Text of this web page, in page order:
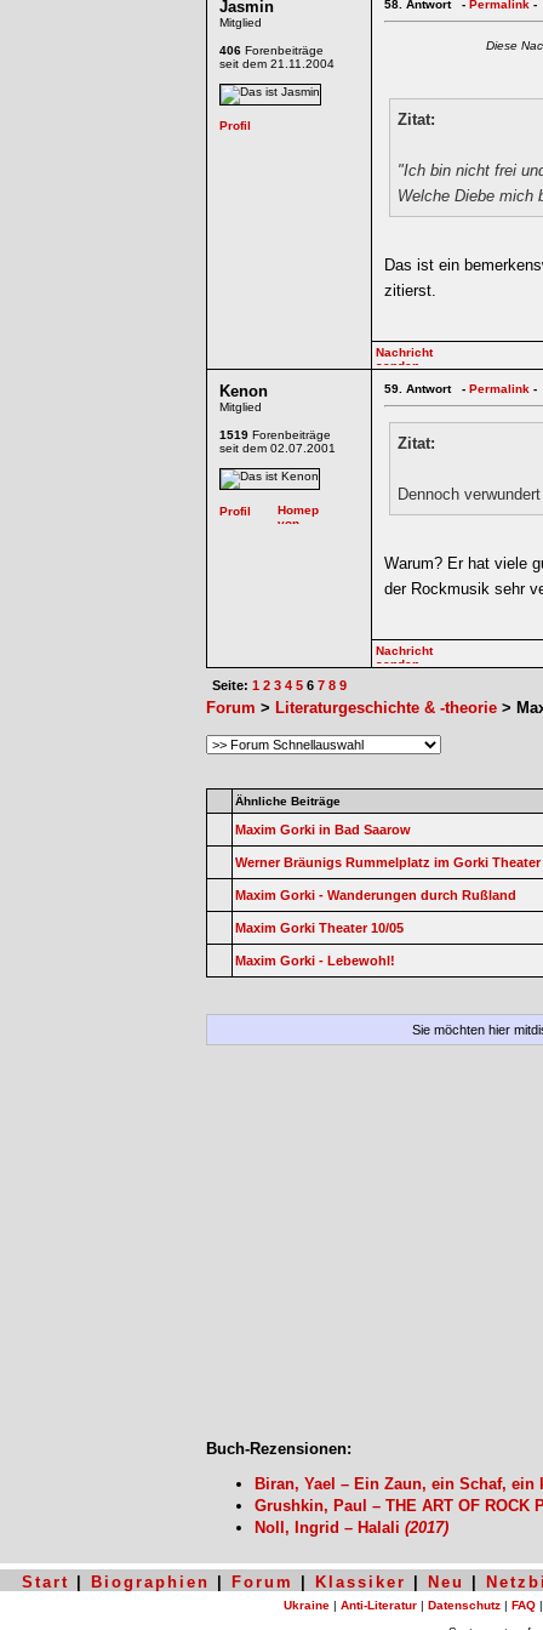
Jasmin
Mitglied
406 Forenbeiträge
seit dem 21.11.2004
58. Antwort - Permalink -
Diese
Zitat:
"Ich bin nicht frei
Welche Diebe mich
Das ist ein
zitierst.
Kenon
Mitglied
1519 Forenbeiträge
seit dem 02.07.2001
59. Antwort - Permalink -
Zitat:
Dennoch
Warum? Er hat viele
der Rockmusik sehr
Seite: 1 2 3 4 5 6 7 8 9
Forum > Literaturgeschichte & -theorie >
Ähnliche Beiträge
Maxim Gorki in Bad Saarow
Werner Bräunigs Rummelplatz im Gorki Theater
Maxim Gorki - Wanderungen durch Rußland
Maxim Gorki Theater 10/05
Maxim Gorki - Lebewohl!
Sie möchten hier
Buch-Rezensionen:
Biran, Yael – Ein Zaun, ein Schaf,
Grushkin, Paul – THE ART OF
Noll, Ingrid – Halali (2017)
Start Biographien Forum Klassiker Neu
Ukraine | Anti-Literatur | Datenschutz | FAQ